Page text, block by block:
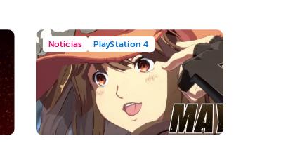
Noticias PlayStation 4